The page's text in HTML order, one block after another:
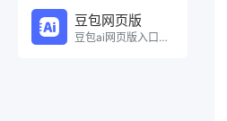
豆包网页版
豆包ai网页版入口在线使用。